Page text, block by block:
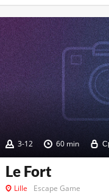
3-12 60 min
Le Fort
Lille Escape Game